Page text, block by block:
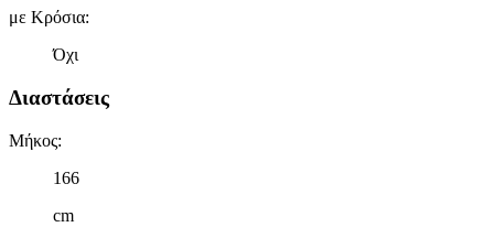
με Κρόσια:
Όχι
Διαστάσεις
Μήκος:
166
cm